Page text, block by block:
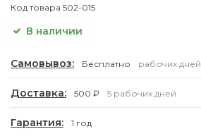
Код товара 502-015
В наличии
Самовывоз: Бесплатно рабочих дней
Доставка: 500 ₽ 5 рабочих дней
Гарантия: 1 год